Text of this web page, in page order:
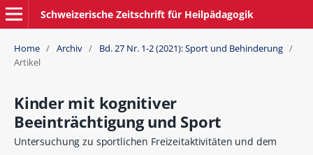
Schweizerische Zeitschrift für Heilpädagogik
Home / Archiv / Bd. 27 Nr. 1-2 (2021): Sport und Behinderung /
Artikel
Kinder mit kognitiver
Beeinträchtigung und Sport
Untersuchung zu sportlichen Freizeitaktivitäten und dem